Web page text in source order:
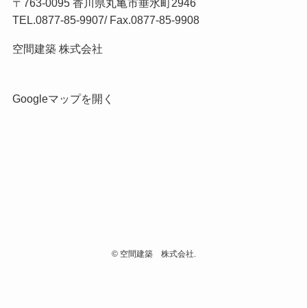
〒763-0095 香川県丸亀市垂水町2946
TEL.0877-85-9907/ Fax.0877-85-9908
空間建築 株式会社
Googleマップを開く
©空間建築 株式会社.